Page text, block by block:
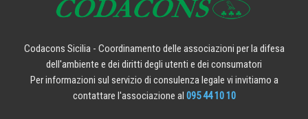
Codacons Sicilia - Coordinamento delle associazioni per la difesa
dell'ambiente e dei diritti degli utenti e dei consumatori
Per informazioni sul servizio di consulenza legale vi invitiamo a
contattare l'associazione al 095 44 10 10